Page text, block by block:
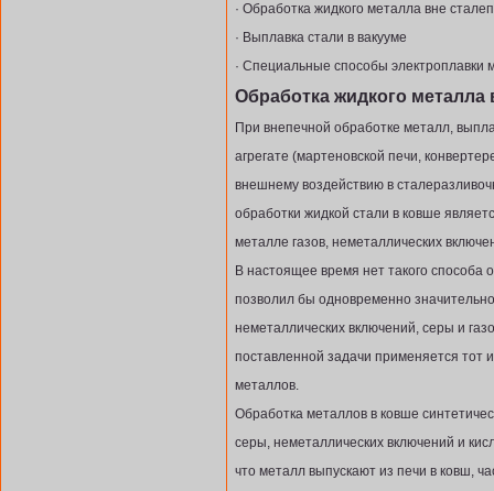
· Обработка жидкого металла вне
· Выплавка стали в вакууме
· Специальные способы электроплавки
Обработка жидкого металла
При внепечной обработке металл,
агрегате (мартеновской печи,
внешнему воздействию в
обработки жидкой стали в ковше
металле газов, неметаллических
В настоящее время нет такого способа
позволил бы одновременно
неметаллических включений, серы и
поставленной задачи применяется тот
металлов.
Обработка металлов в ковше
серы, неметаллических включений и
что металл выпускают из печи в ковш,